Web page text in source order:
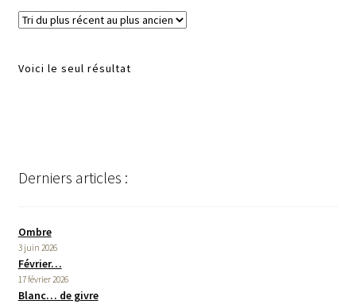
Voici le seul résultat
Derniers articles :
Ombre
3 juin 2026
Février…
17 février 2026
Blanc… de givre